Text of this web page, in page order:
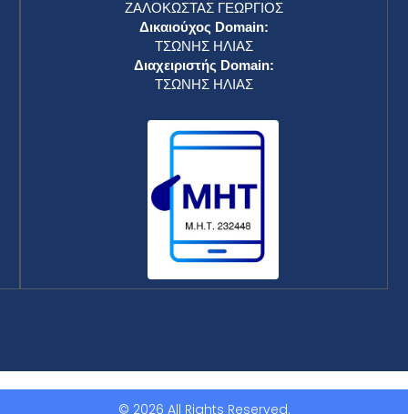
ΖΑΛΟΚΩΣΤΑΣ ΓΕΩΡΓΙΟΣ
Δικαιούχος Domain:
ΤΣΩΝΗΣ ΗΛΙΑΣ
Διαχειριστής Domain:
ΤΣΩΝΗΣ ΗΛΙΑΣ
© 2026 All Rights Reserved.